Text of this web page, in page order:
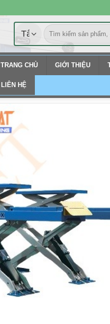
Tìm
kiếm:
TRANG CHỦ GIỚI THIỆU
LIÊN HỆ